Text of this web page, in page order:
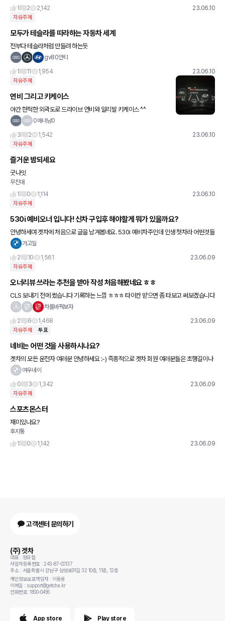
1
2 2,142 23.06.10
자유주제
모두가 테슬라를 따라하는 자동차 세계
전부다 테슬라처럼 만들려 하는듯
gv80안티
1
11 1,954 23.06.10
자유주제
연비 그리고 키케이스
야간 한적한 외곽도로 드라이브 연비와 알리발 키케이스 ^^
0매너남0
3
2 1,542 23.06.10
자유주제
즐거운 밤되세요
굿나잇
무친대
1
0 1,114 23.06.10
자유주제
530i 예비오너 입니다! 신차 구입후 해야할게 뭐가 있을까요?
안녕하세여 겟차에 처음으로 글을 남겨봅네요. 530i 예비차주인데 인생 첫차라 어떤것들
을 챙겨야할지 고민에 있어 선배님들 조언을 구하고자 글을 남겨봅니다.🙇‍♀️ 차종은 530i
가고일
2
10 1,561 23.06.09
자유주제
오너리뷰 쓰라는 추천을 받아 작성 처음해봤네요 ㅎㅎ
CLS 보내기 전에 썼습니다 기록하는 느낌 ㅎㅎㅎ 타이칸 받으면 좀 타보고 써보겠습니다
~!
차를바꿔보자
2
6 1,468 23.06.09
자유주제 투표
네비는 어떤 것을 사용하시나요?
겟차의 모든 운전자 여러분 안녕하세요 :-) 즉흥적으로 겟차 회원 여러분들은 초행길이나
평소에 어떤 네비앱을 사용하시는지 궁금해서 질문 드려봅니다. 저는 주로 티맵을 사용해
여우네이
0
3 1,342 23.06.09
자유주제
스포츠몬스터
재미있나요?
후지통
1
0 1,142 23.06.09
고객센터 문의하기
(주) 겟차
대표 : 정유철
사업자등록번호 : 243-87-00137
주소 : 서울특별시 강남구 삼성로91길 32 10층, 11층, 12층
개인정보보호책임자 : 이동용
이메일 : support@getcha.kr
전화번호: 1800-0456
App store Play store